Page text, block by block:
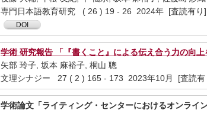
専門日本語教育研究 ( 26 ) 19 - 26 2024年 [査読有り]
DOI
学術 研究報告 「『書くこと』による伝え合う力の向
矢部 玲子, 坂本 麻裕子, 桐山 聰
文理シナジー 27 ( 2 ) 165 - 173 2023年10月 [査読有
学術論文「ライティング・センターにおけるオンラ